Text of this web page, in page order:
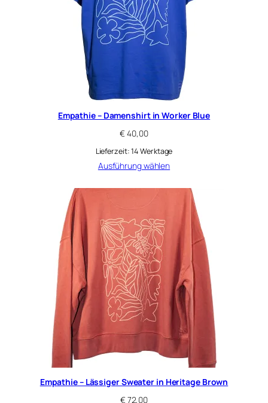
Empathie – Damenshirt in Worker Blue
€ 40,00
Lieferzeit:14 Werktage
Ausführung wählen
Empathie – Lässiger Sweater in Heritage Brown
€ 72,00